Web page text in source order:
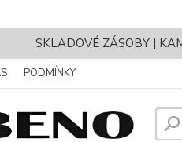
SKLADOVÉ ZÁSOBY |
PODMÍNKY